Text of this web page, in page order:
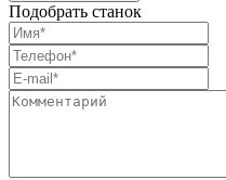
Подобрать станок